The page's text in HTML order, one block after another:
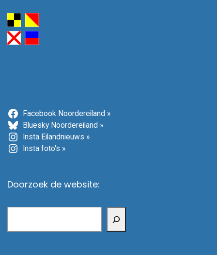
Facebook Noordereiland »
Bluesky Noordereiland »
Insta Eilandnieuws »
Insta foto's »
Doorzoek de website: